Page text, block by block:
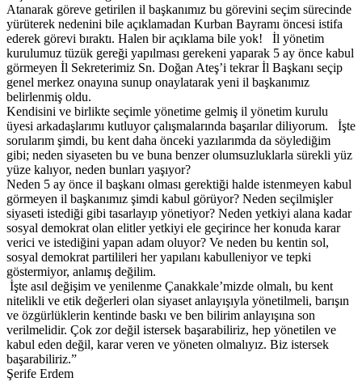
Atanarak göreve getirilen il başkanımız bu görevini seçim sürecinde
yürüterek nedenini bile açıklamadan Kurban Bayramı öncesi istifa
ederek görevi bıraktı. Halen bir açıklama bile yok! İl yönetim
kurulumuz tüzük gereği yapılması gerekeni yaparak 5 ay önce kabul
görmeyen İl Sekreterimiz Sn. Doğan Ateş’i tekrar İl Başkanı seçip
genel merkez onayına sunup onaylatarak yeni il başkanımız
belirlenmiş oldu.
Kendisini ve birlikte seçimle yönetime gelmiş il yönetim kurulu
üyesi arkadaşlarımı kutluyor çalışmalarında başarılar diliyorum. İşte
sorularım şimdi, bu kent daha önceki yazılarımda da söylediğim
gibi; neden siyaseten bu ve buna benzer olumsuzluklarla sürekli yüz
yüze kalıyor, neden bunları yaşıyor?
Neden 5 ay önce il başkanı olması gerektiği halde istenmeyen kabul
görmeyen il başkanımız şimdi kabul görüyor? Neden seçilmişler
siyaseti istediği gibi tasarlayıp yönetiyor? Neden yetkiyi alana kadar
sosyal demokrat olan elitler yetkiyi ele geçirince her konuda karar
verici ve istediğini yapan adam oluyor? Ve neden bu kentin sol,
sosyal demokrat partilileri her yapılanı kabulleniyor ve tepki
göstermiyor, anlamış değilim.
İşte asıl değişim ve yenilenme Çanakkale’mizde olmalı, bu kent
nitelikli ve etik değerleri olan siyaset anlayışıyla yönetilmeli, barışın
ve özgürlüklerin kentinde baskı ve ben bilirim anlayışına son
verilmelidir. Çok zor değil istersek başarabiliriz, hep yönetilen ve
kabul eden değil, karar veren ve yöneten olmalıyız. Biz istersek
başarabiliriz.”
Şerife Erdem